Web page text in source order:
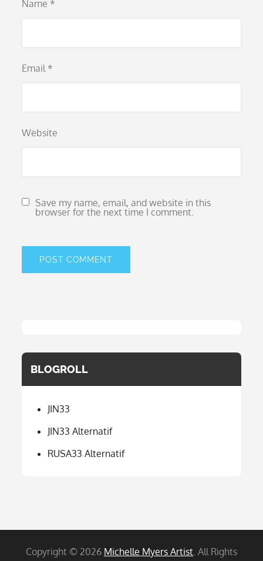
Name *
Email *
Website
Save my name, email, and website in this
browser for the next time I comment.
BLOGROLL
JIN33
JIN33 Alternatif
RUSA33 Alternatif
Copyright © 2026 Michelle Myers Artist. All Rights